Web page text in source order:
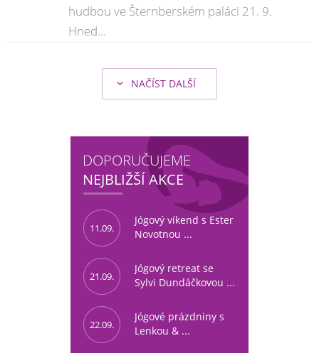
hudbou ve Šternberském paláci 21. 9.
Hned...
NAČÍST DALŠÍ
DOPORUČUJEME
NEJBLIŽŠÍ AKCE
11.09.
Jógový víkend s Ester
Novotnou ...
21.09.
Jógový retreat se
Sylvi Dundáčkovou ...
22.09.
Jógové prázdniny s
Lenkou & ...